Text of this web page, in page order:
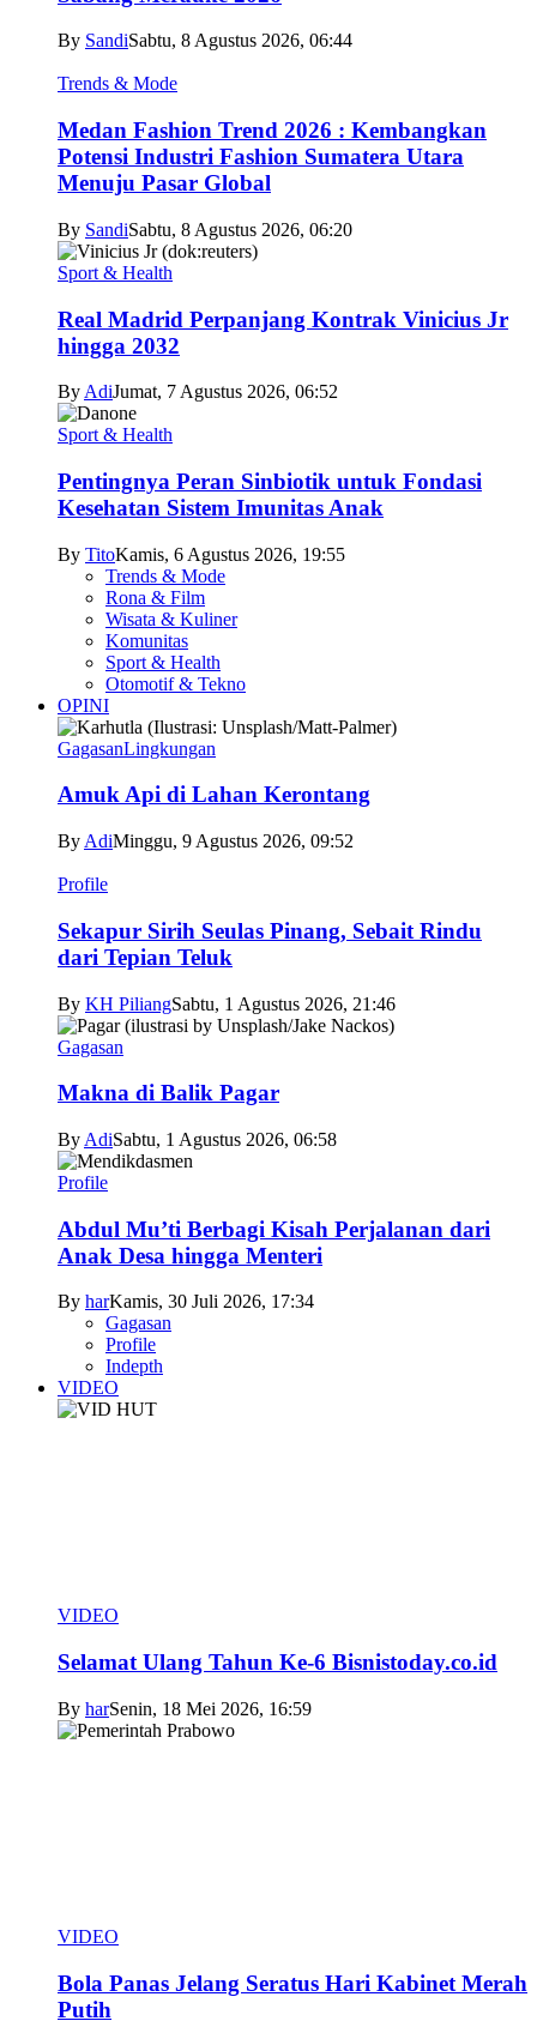
By SandiSabtu, 8 Agustus 2026, 06:44
Trends & Mode
Medan Fashion Trend 2026 : Kembangkan
Potensi Industri Fashion Sumatera Utara
Menuju Pasar Global
By SandiSabtu, 8 Agustus 2026, 06:20
Sport & Health
Real Madrid Perpanjang Kontrak Vinicius Jr
hingga 2032
By AdiJumat, 7 Agustus 2026, 06:52
Sport & Health
Pentingnya Peran Sinbiotik untuk Fondasi
Kesehatan Sistem Imunitas Anak
By TitoKamis, 6 Agustus 2026, 19:55
Trends & Mode
Rona & Film
Wisata & Kuliner
Komunitas
Sport & Health
Otomotif & Tekno
OPINI
GagasanLingkungan
Amuk Api di Lahan Kerontang
By AdiMinggu, 9 Agustus 2026, 09:52
Profile
Sekapur Sirih Seulas Pinang, Sebait Rindu
dari Tepian Teluk
By KH PiliangSabtu, 1 Agustus 2026, 21:46
Gagasan
Makna di Balik Pagar
By AdiSabtu, 1 Agustus 2026, 06:58
Profile
Abdul Mu’ti Berbagi Kisah Perjalanan dari
Anak Desa hingga Menteri
By harKamis, 30 Juli 2026, 17:34
Gagasan
Profile
Indepth
VIDEO
VIDEO
Selamat Ulang Tahun Ke-6 Bisnistoday.co.id
By harSenin, 18 Mei 2026, 16:59
VIDEO
Bola Panas Jelang Seratus Hari Kabinet Merah
Putih